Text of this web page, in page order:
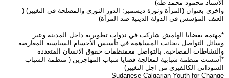
الاستاذ محمود محمد طه)
واخري بعنوان (المرأة وثورة ديسمبر: الدور الثوري والمصلحة في التغيير) (
العنف المؤسس في الدولة الدينية ضد المرأة)
*مهتمة بقضايا الهامش شاركت في ندوات تطويرية داخل المدينة وعبر
وسائل التواصل ،بجانب المساهمة في تأسيس الأجسام السياسية المعارضة
والنشاطات المصاحبة. بالتواصل معمنظمات حقوق الانسان المتعدده
*أسست منظمة شبابية لمعالجة قضايا شباب المهاجرين ( منظمة الشباب
السوداني الكالقيري من اجل التغيير)
Sudanese Calgarian Youth for Change